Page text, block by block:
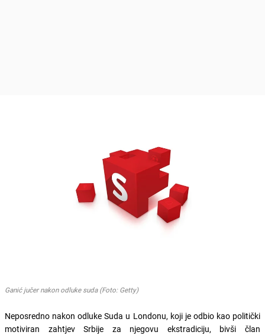
Ganić jučer nakon odluke suda (Foto: Getty)
Neposredno nakon odluke Suda u Londonu, koji je odbio kao politički
motiviran zahtjev Srbije za njegovu ekstradiciju, bivši član